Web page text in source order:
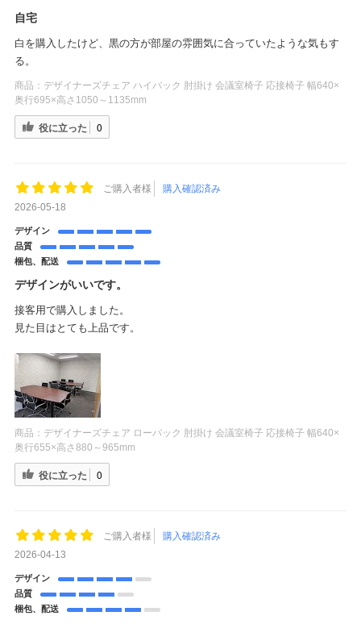
自宅
白を購入したけど、黒の方が部屋の雰囲気に合っていたような気もす
る。
商品： デザイナーズチェア ハイバック 肘掛け 会議室椅子 応接椅子 幅640×
奥行695×高さ1050～1135mm
役に立った 0
ご購入者様
購入確認済み
2026-05-18
デザイン
品質
梱包、配送
デザインがいいです。
接客用で購入しました。
見た目はとても上品です。
商品： デザイナーズチェア ローバック 肘掛け 会議室椅子 応接椅子 幅640×
奥行655×高さ880～965mm
役に立った 0
ご購入者様
購入確認済み
2026-04-13
デザイン
品質
梱包、配送